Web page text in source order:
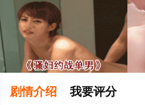
剧情介绍 我要评分